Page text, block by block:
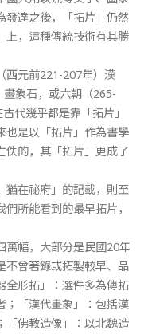
發達之後，「拓片」仍然
上，這種傳統技術有其勝
西元前221-207年）漢
畫象石，或六朝（265-
代幾乎都是靠「拓片」
也是以「拓片」作為書學
佚的，其「拓片」更成了
猶在祕府」的記載，則至
所能看到的最早拓片，
萬幅，大部分是民國20年
不曾著錄或拓製較早、品
全形拓」：選件多為傳拓
；「漢代畫象」：包括漢
「佛教造像」：以北魏造